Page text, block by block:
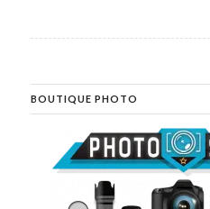
BOUTIQUE PHOTO